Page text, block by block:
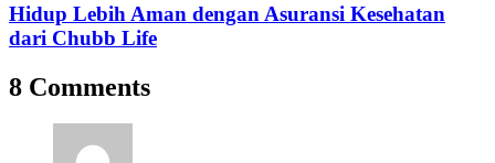
Hidup Lebih Aman dengan Asuransi Kesehatan
dari Chubb Life
8 Comments